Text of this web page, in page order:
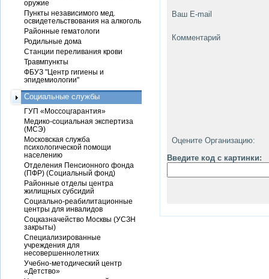
Ваш E-mail
Комментарий
Оцените Организацию:
Введите код с картинки:
оружие
Пункты независимого мед.
освидетельствования на алкоголь
Районные гематологи
Родильные дома
Станции переливания крови
Травмпункты
ФБУЗ "Центр гигиены и
эпидемиологии"
Социальные службы
ГУП «Моссоцгарантия»
Медико-социальная экспертиза
(МСЭ)
Московская служба
психологической помощи
населению
Отделения Пенсионного фонда
(ПФР) (Социальный фонд)
Районные отделы центра
жилищных субсидий
Социально-реабилитационные
центры для инвалидов
Соцказначейство Москвы (УСЗН
закрыты)
Специализированные
учреждения для
несовершеннолетних
Учебно-методический центр
«Детство»